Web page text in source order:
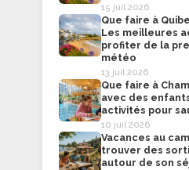
15 juil 2026
Que faire à
Les meilleures
profiter de la
météo
13 juil 2026
Que faire à
avec des
activités pour
10 juil 2026
Vacances au
trouver des
autour de son